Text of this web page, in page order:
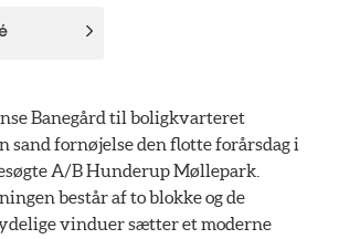
Banegård til boligkvarteret
sand fornøjelse den flotte forårsdag i
A/B Hunderup Møllepark.
består af to blokke og de
vinduer sætter et moderne